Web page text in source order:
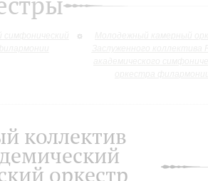
коллектив
оркестр